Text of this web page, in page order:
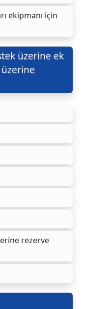
ekipmanı için
üzerine ek
üzerine
rezerve